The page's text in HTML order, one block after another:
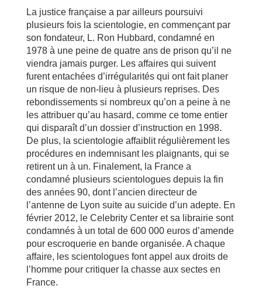
La justice française a par ailleurs poursuivi
plusieurs fois la scientologie, en commençant par
son fondateur, L. Ron Hubbard, condamné en
1978 à une peine de quatre ans de prison qu’il ne
viendra jamais purger. Les affaires qui suivent
furent entachées d’irrégularités qui ont fait planer
un risque de non-lieu à plusieurs reprises. Des
rebondissements si nombreux qu’on a peine à ne
les attribuer qu’au hasard, comme ce tome entier
qui disparaît d’un dossier d’instruction en 1998.
De plus, la scientologie affaiblit régulièrement les
procédures en indemnisant les plaignants, qui se
retirent un à un. Finalement, la France a
condamné plusieurs scientologues depuis la fin
des années 90, dont l’ancien directeur de
l’antenne de Lyon suite au suicide d’un adepte. En
février 2012, le Celebrity Center et sa librairie sont
condamnés à un total de 600 000 euros d’amende
pour escroquerie en bande organisée. A chaque
affaire, les scientologues font appel aux droits de
l’homme pour critiquer la chasse aux sectes en
France.